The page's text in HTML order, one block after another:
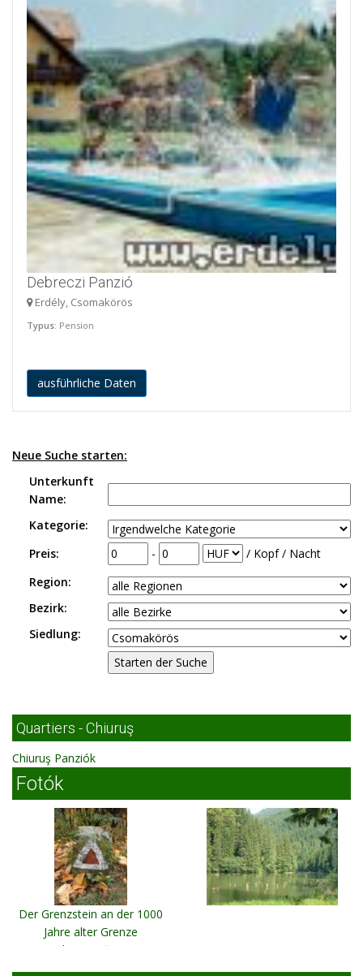
Debreczi Panzió
Erdély, Csomakörös
Typus: Pension
ausführliche Daten
Neue Suche starten:
Unterkunft
Name:
Kategorie:
Preis:
-
/ Kopf / Nacht
Region:
Bezirk:
Siedlung:
Quartiers - Chiuruş
Chiuruş Panziók
Fotók
Der Grenzstein an der 1000
Jahre alter Grenze
Ghime?-Făget